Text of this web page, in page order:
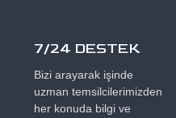
7/24 DESTEK
Bizi arayarak işinde
uzman temsilcilerimizden
her konuda bilgi ve